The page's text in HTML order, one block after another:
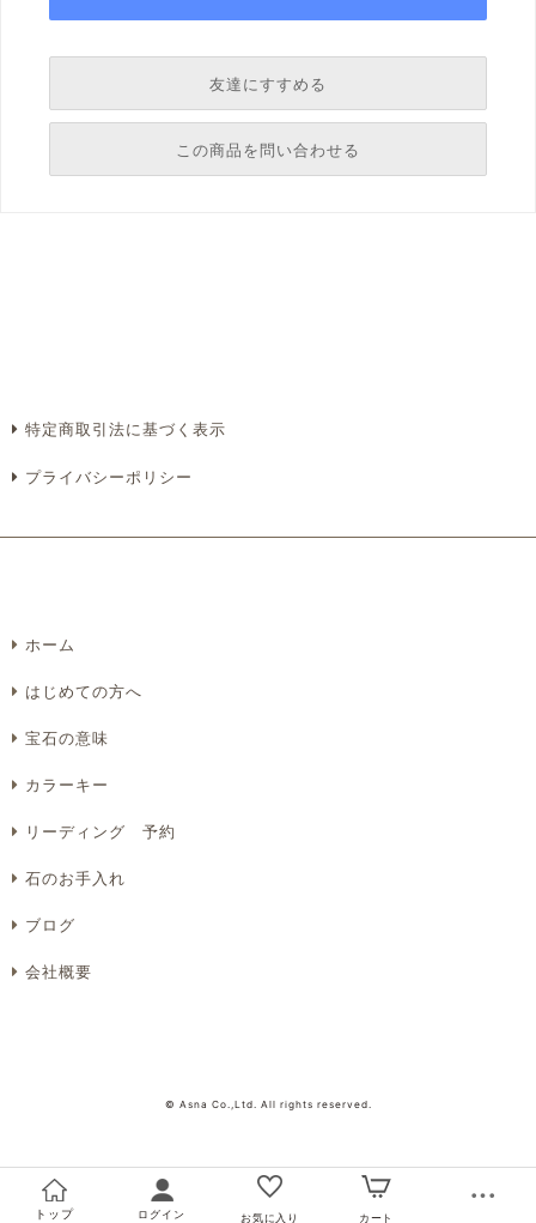
友達にすすめる
必須
この商品を問い合わせる
Eメール
特定商取引法に基づく表示
プライバシーポリシー
ホーム
はじめての方へ
宝石の意味
カラーキー
リーディング 予約
石のお手入れ
ブログ
会社概要
© Asna Co.,Ltd. All rights reserved.
トップ ログイン お気に入り カート